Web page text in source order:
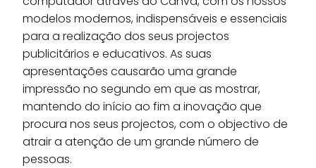
modelos modernos, indispensáveis e essenciais
para a realização dos seus projectos
publicitários e educativos. As suas
apresentações causarão uma grande
impressão no segundo em que as mostrar,
mantendo do início ao fim a inovação que
procura nos seus projectos, com o objectivo de
atrair a atenção de um grande número de
pessoas.